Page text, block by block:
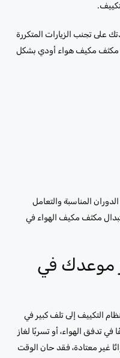
على تجنب الزيارات المتكررة
مكثف مكيف هواء أودي بشكل
المناسبة والتعامل
مكثف مكيف الهواء في
موعدك في
التكييف إلى تلف كبير في
تدفق الهواء، أو تسربًا لغاز
غير معتادة، فقد حان الوقت